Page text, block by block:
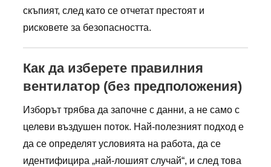
скъпият, след като се отчетат престоят и
рисковете за безопасността.
Как да изберете правилния
вентилатор (без предположения)
Изборът трябва да започне с данни, а не само с
целеви въздушен поток. Най-полезният подход е
да се определят условията на работа, да се
идентифицира „най-лошият случай“, и след това